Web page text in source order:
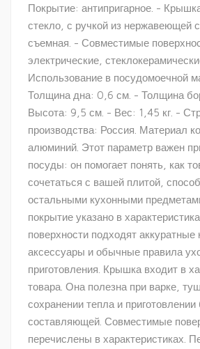
Покрытие: антипригарное. -
стекло, с ручкой из нержавеющей
съемная. - Совместимые
электрические,
Использование в посудомоечной
Толщина дна: 0,6 см. - Толщина
Высота: 9,5 см. - Вес: 1,45 кг. -
производства: Россия. Материал
алюминий. Этот параметр важен
посуды: он помогает понять, как
сочетаться с вашей плитой,
остальными кухонными
покрытие указано в
поверхности подходят аккуратные
аксессуары и обычные правила
приготовления. Крышка входит в
товара. Она полезна при варке,
сохранении тепла и
составляющей. Совместимые
перечислены в характеристиках.